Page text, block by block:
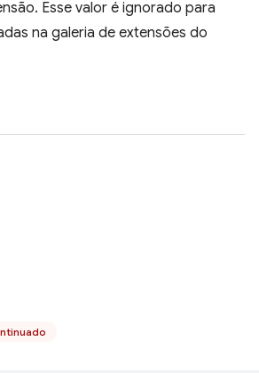
Esse valor é ignorado para
na galeria de extensões do